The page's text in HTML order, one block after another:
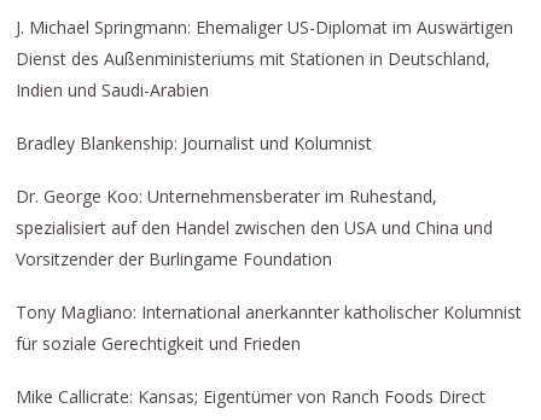
J. Michael Springmann: Ehemaliger US-Diplomat im Auswärtigen
Dienst des Außenministeriums mit Stationen in Deutschland,
Indien und Saudi-Arabien
Bradley Blankenship: Journalist und Kolumnist
Dr. George Koo: Unternehmensberater im Ruhestand,
spezialisiert auf den Handel zwischen den USA und China und
Vorsitzender der Burlingame Foundation
Tony Magliano: International anerkannter katholischer Kolumnist
für soziale Gerechtigkeit und Frieden
Mike Callicrate: Kansas; Eigentümer von Ranch Foods Direct